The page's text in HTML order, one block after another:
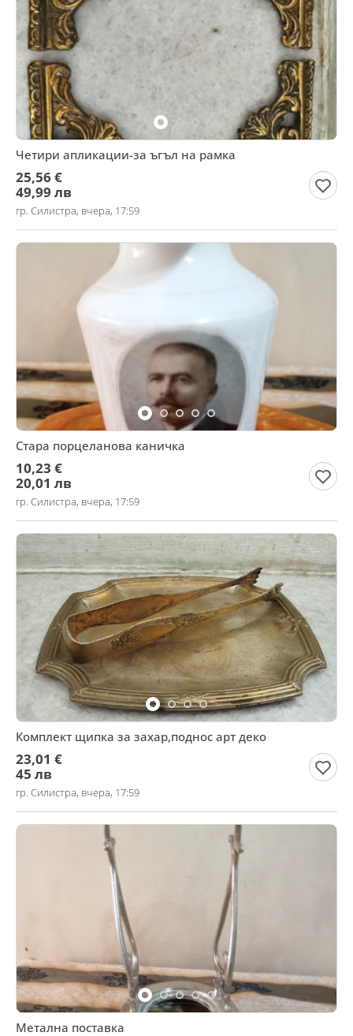
Четири апликации-за ъгъл на рамка
25,56 €
49,99 лв
гр. Силистра, вчера, 17:59
Стара порцеланова каничка
10,23 €
20,01 лв
гр. Силистра, вчера, 17:59
Комплект щипка за захар,поднос арт деко
23,01 €
45 лв
гр. Силистра, вчера, 17:59
Метална поставка